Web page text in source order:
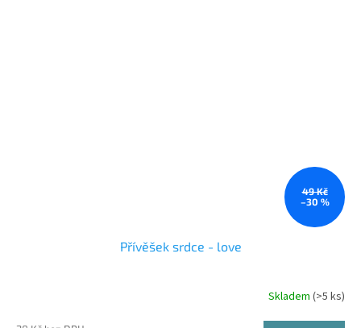
49 Kč
–30 %
Přívěšek srdce - love
Skladem (>5 ks)